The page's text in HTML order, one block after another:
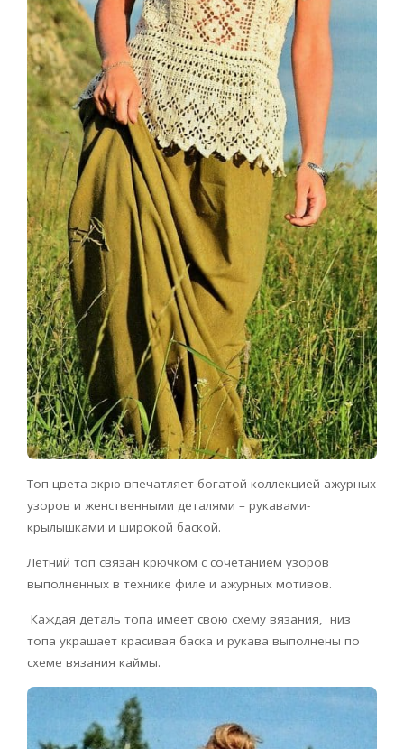
Топ цвета экрю впечатляет богатой коллекцией ажурных
узоров и женственными деталями – рукавами-
крылышками и широкой баской.
Летний топ связан крючком с сочетанием узоров
выполненных в технике филе и ажурных мотивов.
Каждая деталь топа имеет свою схему вязания, низ
топа украшает красивая баска и рукава выполнены по
схеме вязания каймы.